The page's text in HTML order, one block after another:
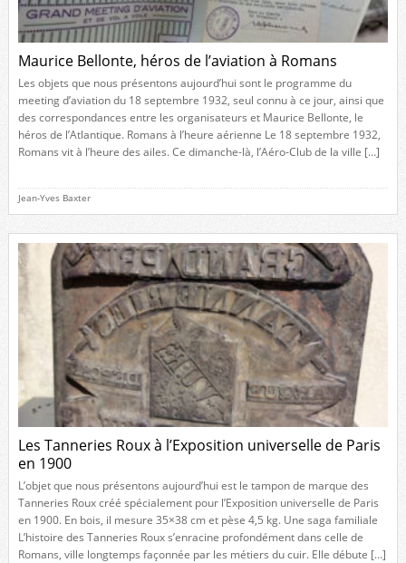
Maurice Bellonte, héros de l’aviation à Romans
Les objets que nous présentons aujourd’hui sont le programme du
meeting d’aviation du 18 septembre 1932, seul connu à ce jour, ainsi que
des correspondances entre les organisateurs et Maurice Bellonte, le
héros de l’Atlantique. Romans à l’heure aérienne Le 18 septembre 1932,
Romans vit à l’heure des ailes. Ce dimanche-là, l’Aéro-Club de la ville […]
Jean-Yves Baxter
Les Tanneries Roux à l’Exposition universelle de Paris
en 1900
L’objet que nous présentons aujourd’hui est le tampon de marque des
Tanneries Roux créé spécialement pour l’Exposition universelle de Paris
en 1900. En bois, il mesure 35×38 cm et pèse 4,5 kg. Une saga familiale
L’histoire des Tanneries Roux s’enracine profondément dans celle de
Romans, ville longtemps façonnée par les métiers du cuir. Elle débute […]